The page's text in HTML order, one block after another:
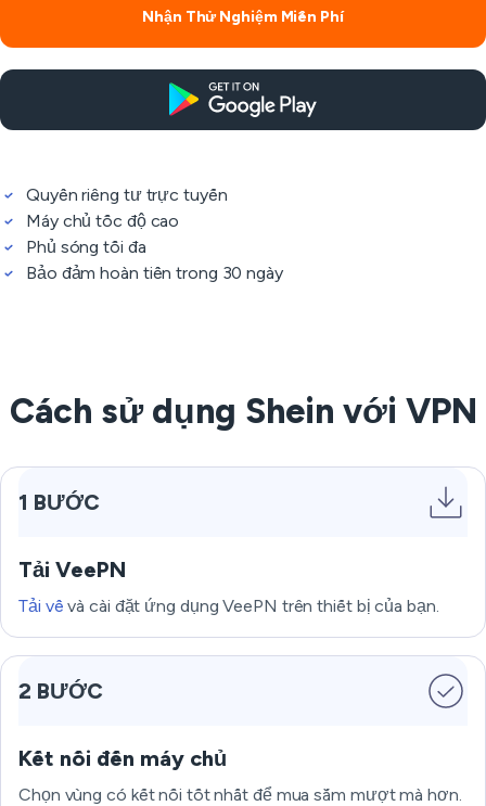
Nhận Thử Nghiệm Miễn Phí
Quyền riêng tư trực tuyến
Máy chủ tốc độ cao
Phủ sóng tối đa
Bảo đảm hoàn tiền trong 30 ngày
Cách sử dụng Shein với VPN
1 BƯỚC
Tải VeePN
Tải về và cài đặt ứng dụng VeePN trên thiết bị của bạn.
2 BƯỚC
Kết nối đến máy chủ
Chọn vùng có kết nối tốt nhất để mua sắm mượt mà hơn.